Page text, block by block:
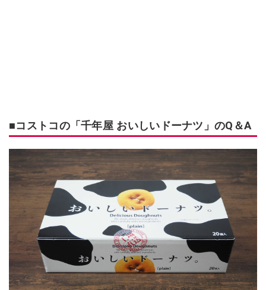
■コストコの「千年屋 おいしいドーナツ」のQ＆A